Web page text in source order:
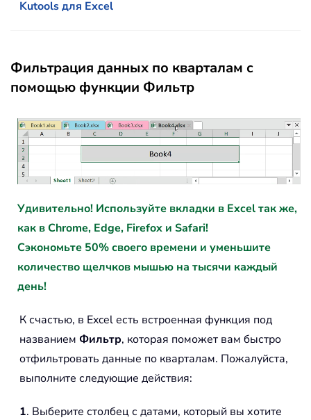
Kutools для Excel
Фильтрация данных по кварталам с
помощью функции Фильтр
Удивительно! Используйте вкладки в Excel так же,
как в Chrome, Edge, Firefox и Safari!
Сэкономьте 50% своего времени и уменьшите
количество щелчков мышью на тысячи каждый
день!
К счастью, в Excel есть встроенная функция под
названием Фильтр, которая поможет вам быстро
отфильтровать данные по кварталам. Пожалуйста,
выполните следующие действия:
1. Выберите столбец с датами, который вы хотите